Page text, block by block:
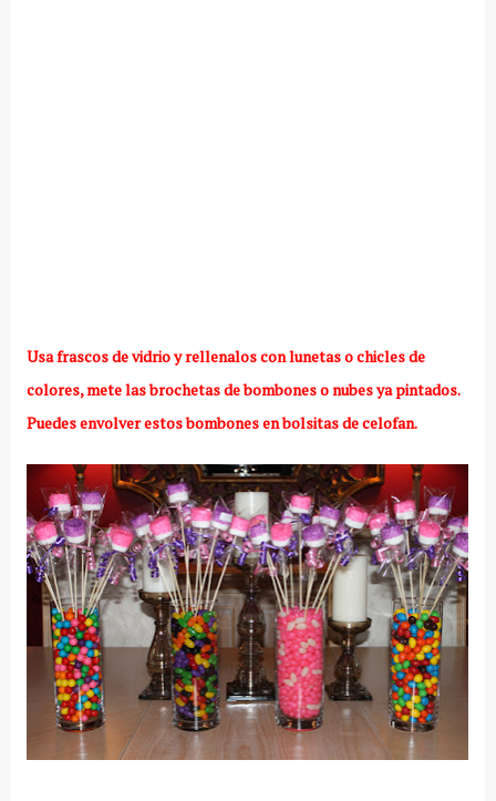
Usa frascos de vidrio y rellenalos con lunetas o chicles de
colores, mete las brochetas de bombones o nubes ya pintados.
Puedes envolver estos bombones en bolsitas de celofan.